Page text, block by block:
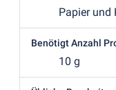
Papier und
Benötigt Anzahl
10 g